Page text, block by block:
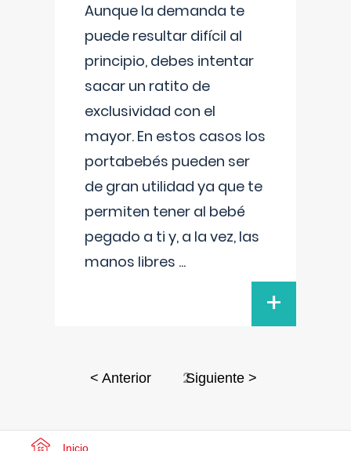
Aunque la demanda te
puede resultar difícil al
principio, debes intentar
sacar un ratito de
exclusividad con el
mayor. En estos casos los
portabebés pueden ser
de gran utilidad ya que te
permiten tener al bebé
pegado a ti y, a la vez, las
manos libres ...
+
< Anterior 2Siguiente >
Inicio